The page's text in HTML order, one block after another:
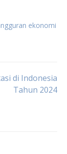
ekonomi
di Indonesia
Tahun 2024